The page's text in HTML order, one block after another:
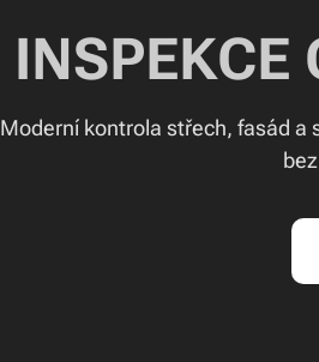
INSPEKCE
Moderní kontrola střech, fasád a